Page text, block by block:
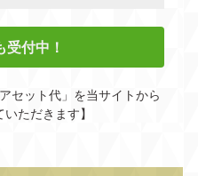
受付中！
セット代」を当サイトから
ただきます】